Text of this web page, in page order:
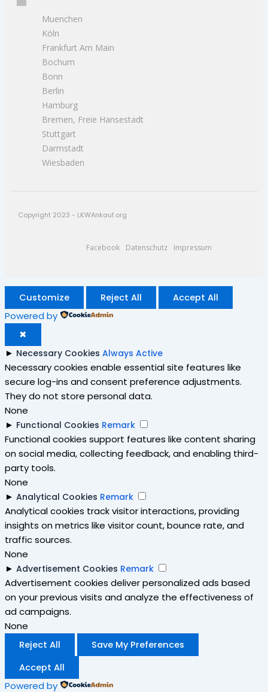
Muenchen
Köln
Frankfurt Am Main
Bochum
Bonn
Berlin
Hamburg
Bremen, Freie Hansestadt
Stuttgart
Darmstadt
Wiesbaden
Copyright 2023 - LKWAnkauf.org
Facebook Datenschutz Impressum
Customize Reject All Accept All
Powered by
✖
► Necessary Cookies Always Active
Necessary cookies enable essential site features like
secure log-ins and consent preference adjustments.
They do not store personal data.
None
► Functional Cookies Remark
Functional cookies support features like content sharing
on social media, collecting feedback, and enabling third-
party tools.
None
► Analytical Cookies Remark
Analytical cookies track visitor interactions, providing
insights on metrics like visitor count, bounce rate, and
traffic sources.
None
► Advertisement Cookies Remark
Advertisement cookies deliver personalized ads based
on your previous visits and analyze the effectiveness of
ad campaigns.
None
Reject All
Save My Preferences
Accept All
Powered by